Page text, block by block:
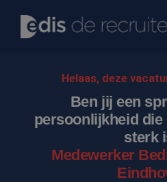
Helaas, deze
Ben jij een
persoonlijkheid
sterk
Medewerker